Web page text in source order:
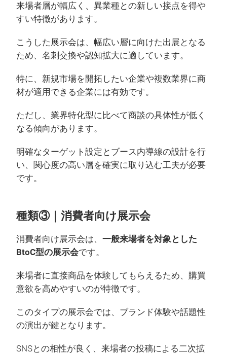
来場者層が幅広く、異業種との新しい接点を得や
すい特徴があります。
こうした展示会は、幅広い層に向けた出展となる
ため、名刺交換や認知拡大に適しています。
特に、新規市場を開拓したい企業や複数業界に商
材が適用できる企業には有効です。
ただし、業界特化型に比べて商談の具体性が低く
なる傾向があります。
明確なターゲット設定とブース内導線の設計を行
い、関心度の高い層を確実に取り込む工夫が必要
です。
種類③｜消費者向け展示会
消費者向け展示会は、 一般来場者を対象とした
BtoC型の展示会です。
来場者に直接商品を体験してもらえるため、購買
意欲を高めやすいのが特徴です。
このタイプの展示会では、ブランド体験や話題性
の演出が鍵となります。
SNSとの相性が良く、来場者の投稿による二次拡